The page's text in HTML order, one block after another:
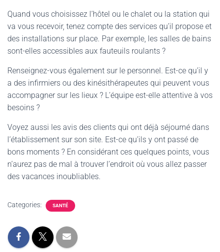
Quand vous choisissez l’hôtel ou le chalet ou la station qui
va vous recevoir, tenez compte des services qu’il propose et
des installations sur place. Par exemple, les salles de bains
sont-elles accessibles aux fauteuils roulants ?
Renseignez-vous également sur le personnel. Est-ce qu’il y
a des infirmiers ou des kinésithérapeutes qui peuvent vous
accompagner sur les lieux ? L’équipe est-elle attentive à vos
besoins ?
Voyez aussi les avis des clients qui ont déjà séjourné dans
l’établissement sur son site. Est-ce qu’ils y ont passé de
bons moments ? En considérant ces quelques points, vous
n’aurez pas de mal à trouver l’endroit où vous allez passer
des vacances inoubliables.
Categories: SANTÉ